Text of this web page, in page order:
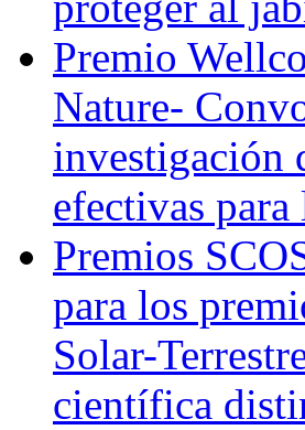
Premio
Nature-
investigación
efectivas
Premios
para los
Solar-
científica